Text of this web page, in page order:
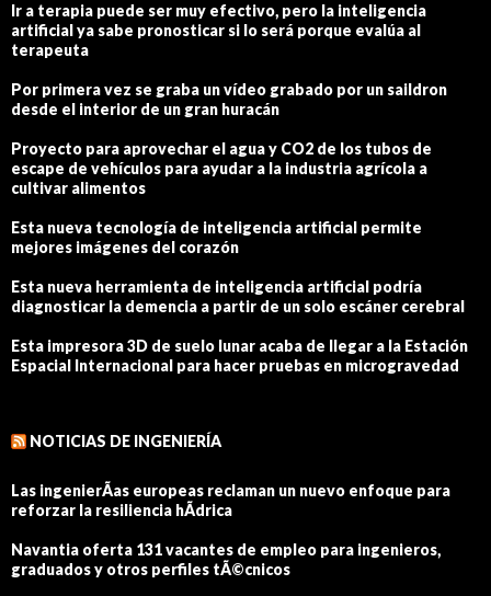
Ir a terapia puede ser muy efectivo, pero la inteligencia
artificial ya sabe pronosticar si lo será porque evalúa al
terapeuta
Por primera vez se graba un vídeo grabado por un saildron
desde el interior de un gran huracán
Proyecto para aprovechar el agua y CO2 de los tubos de
escape de vehículos para ayudar a la industria agrícola a
cultivar alimentos
Esta nueva tecnología de inteligencia artificial permite
mejores imágenes del corazón
Esta nueva herramienta de inteligencia artificial podría
diagnosticar la demencia a partir de un solo escáner cerebral
Esta impresora 3D de suelo lunar acaba de llegar a la Estación
Espacial Internacional para hacer pruebas en microgravedad
NOTICIAS DE INGENIERÍA
Las ingenierÃ­as europeas reclaman un nuevo enfoque para
reforzar la resiliencia hÃ­drica
Navantia oferta 131 vacantes de empleo para ingenieros,
graduados y otros perfiles tÃ©cnicos